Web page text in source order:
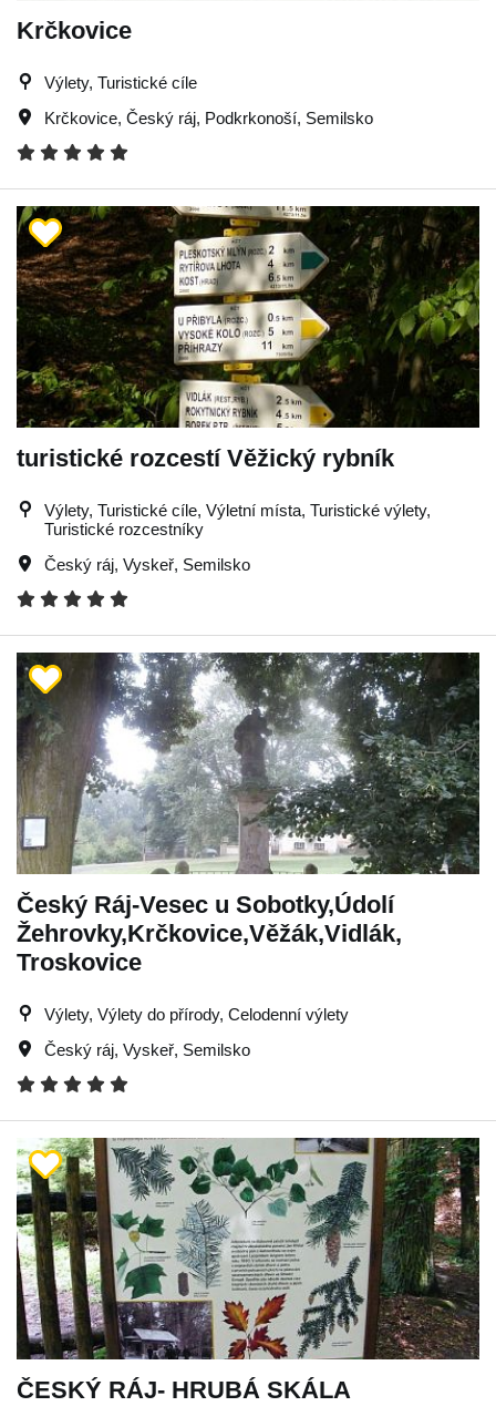
Krčkovice
Výlety, Turistické cíle
Krčkovice, Český ráj, Podkrkonoší, Semilsko
turistické rozcestí Věžický rybník
Výlety, Turistické cíle, Výletní místa, Turistické výlety,
Turistické rozcestníky
Český ráj, Vyskeř, Semilsko
Český Ráj-Vesec u Sobotky,Údolí
Žehrovky,Krčkovice,Věžák,Vidlák,
Troskovice
Výlety, Výlety do přírody, Celodenní výlety
Český ráj, Vyskeř, Semilsko
ČESKÝ RÁJ- HRUBÁ SKÁLA